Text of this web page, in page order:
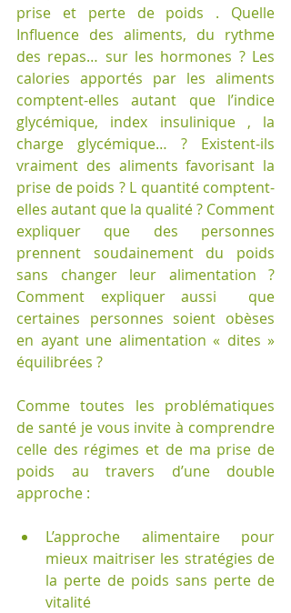
prise et perte de poids . Quelle
Influence des aliments, du rythme
des repas… sur les hormones ? Les
calories apportés par les aliments
comptent-elles autant que l’indice
glycémique, index insulinique , la
charge glycémique… ? Existent-ils
vraiment des aliments favorisant la
prise de poids ? L quantité comptent-
elles autant que la qualité ? Comment
expliquer que des personnes
prennent soudainement du poids
sans changer leur alimentation ?
Comment expliquer aussi  que
certaines personnes soient obèses
en ayant une alimentation « dites »
équilibrées ?
Comme toutes les problématiques
de santé je vous invite à comprendre
celle des régimes et de ma prise de
poids au travers d’une double
approche :
L’approche alimentaire pour
mieux maitriser les stratégies de
la perte de poids sans perte de
vitalité